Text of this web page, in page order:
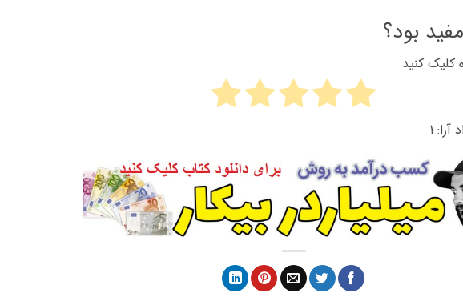
بود؟
کلیک کنید
1